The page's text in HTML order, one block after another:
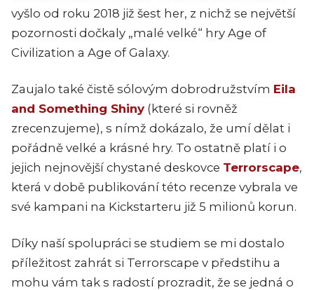
vyšlo od roku 2018 již šest her, z nichž se největší
pozornosti dočkaly „malé velké“ hry Age of
Civilization a Age of Galaxy.
Zaujalo také čistě sólovým dobrodružstvím Eila
and Something Shiny (které si rovněž
zrecenzujeme), s nímž dokázalo, že umí dělat i
pořádně velké a krásné hry. To ostatně platí i o
jejich nejnovější chystané deskovce Terrorscape,
která v době publikování této recenze vybrala ve
své kampani na Kickstarteru již 5 milionů korun.
Díky naší spolupráci se studiem se mi dostalo
příležitost zahrát si Terrorscape v předstihu a
mohu vám tak s radostí prozradit, že se jedná o